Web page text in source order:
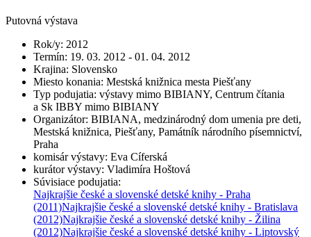
Putovná výstava
Rok/y: 2012
Termín: 19. 03. 2012 - 01. 04. 2012
Krajina: Slovensko
Miesto konania: Mestská knižnica mesta Piešťany
Typ podujatia: výstavy mimo BIBIANY, Centrum čítania
a Sk IBBY mimo BIBIANY
Organizátor: BIBIANA, medzinárodný dom umenia pre deti,
Mestská knižnica, Piešťany, Památník národního písemnictví,
Praha
komisár výstavy: Eva Cíferská
kurátor výstavy: Vladimíra Hoštová
Súvisiace podujatia:
Najkrajšie české a slovenské detské knihy - Praha
(2011)Najkrajšie české a slovenské detské knihy - Bratislava
(2012)Najkrajšie české a slovenské detské knihy - Žilina
(2012)Najkrajšie české a slovenské detské knihy - Liptovský